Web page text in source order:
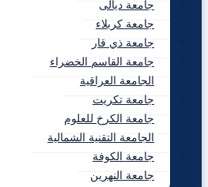
جامعة ديالى
جامعة كربلاء
جامعة ذي قار
جامعة القاسم الخضراء
الجامعة العراقية
جامعة تكريت
جامعة الكرخ للعلوم
الجامعة التقنية الشمالية
جامعة الكوفة
جامعة النهرين